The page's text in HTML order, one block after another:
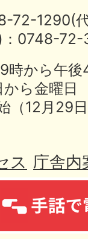
72-
：0748-
時から午
ら金曜日
（12月29
ス 庁舎内